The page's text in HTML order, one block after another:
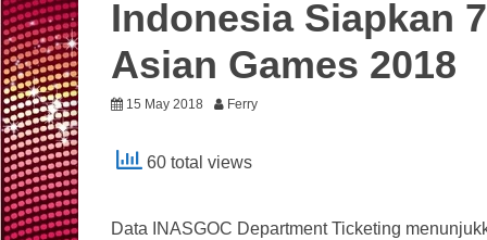
Indonesia Siapkan
Asian Games 2018
15 May 2018 Ferry
60 total views
Data INASGOC Department Ticketing